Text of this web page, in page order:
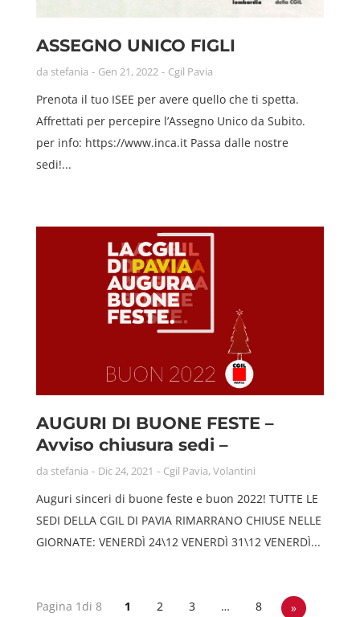
ASSEGNO UNICO FIGLI
da stefania Gen 21, 2022 Cgil Pavia
Prenota il tuo ISEE per avere quello che ti spetta.
Affrettati per percepire l’Assegno Unico da Subito.
per info: https://www.inca.it Passa dalle nostre
sedi!...
AUGURI DI BUONE FESTE –
Avviso chiusura sedi –
da stefania Dic 24, 2021 Cgil Pavia,Volantini
Auguri sinceri di buone feste e buon 2022! TUTTE LE
SEDI DELLA CGIL DI PAVIA RIMARRANO CHIUSE NELLE
GIORNATE: VENERDÌ 24\12 VENERDÌ 31\12 VENERDÌ...
Pagina 1di 8 1 2 3 … 8 »